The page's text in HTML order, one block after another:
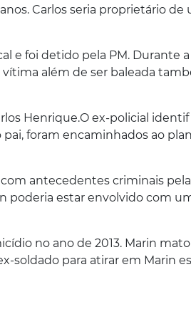
Carlos seria proprietário de
e foi detido pela PM. Durante a
além de ser baleada
Henrique.O ex-policial
pai, foram encaminhados ao
antecedentes criminais pela
poderia estar envolvido com
no ano de 2013. Marin
soldado para atirar em Marin